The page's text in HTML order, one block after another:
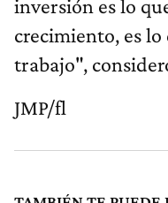
inversión es lo
crecimiento, es lo
trabajo",
JMP/fl